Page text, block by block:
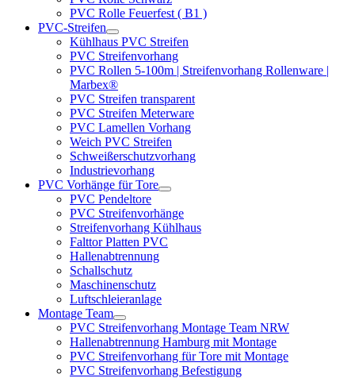
PVC Rolle Feuerfest ( B1 )
PVC-Streifen
Kühlhaus PVC Streifen
PVC Streifenvorhang
PVC Rollen 5-100m | Streifenvorhang Rollenware |
Marbex®
PVC Streifen transparent
PVC Streifen Meterware
PVC Lamellen Vorhang
Weich PVC Streifen
Schweißerschutzvorhang
Industrievorhang
PVC Vorhänge für Tore
PVC Pendeltore
PVC Streifenvorhänge
Streifenvorhang Kühlhaus
Falttor Platten PVC
Hallenabtrennung
Schallschutz
Maschinenschutz
Luftschleieranlage
Montage Team
PVC Streifenvorhang Montage Team NRW
Hallenabtrennung Hamburg mit Montage
PVC Streifenvorhang für Tore mit Montage
PVC Streifenvorhang Befestigung